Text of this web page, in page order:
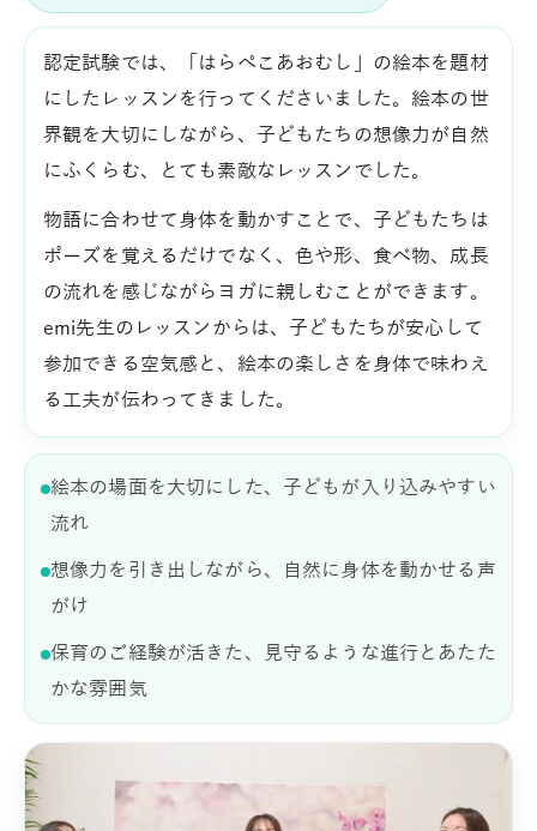
認定試験では、「はらぺこあおむし」の絵本を題材
にしたレッスンを行ってくださいました。絵本の世
界観を大切にしながら、子どもたちの想像力が自然
にふくらむ、とても素敵なレッスンでした。
物語に合わせて身体を動かすことで、子どもたちは
ポーズを覚えるだけでなく、色や形、食べ物、成長
の流れを感じながらヨガに親しむことができます。
emi先生のレッスンからは、子どもたちが安心して
参加できる空気感と、絵本の楽しさを身体で味わえ
る工夫が伝わってきました。
絵本の場面を大切にした、子どもが入り込みやすい
流れ
想像力を引き出しながら、自然に身体を動かせる声
がけ
保育のご経験が活きた、見守るような進行とあたた
かな雰囲気